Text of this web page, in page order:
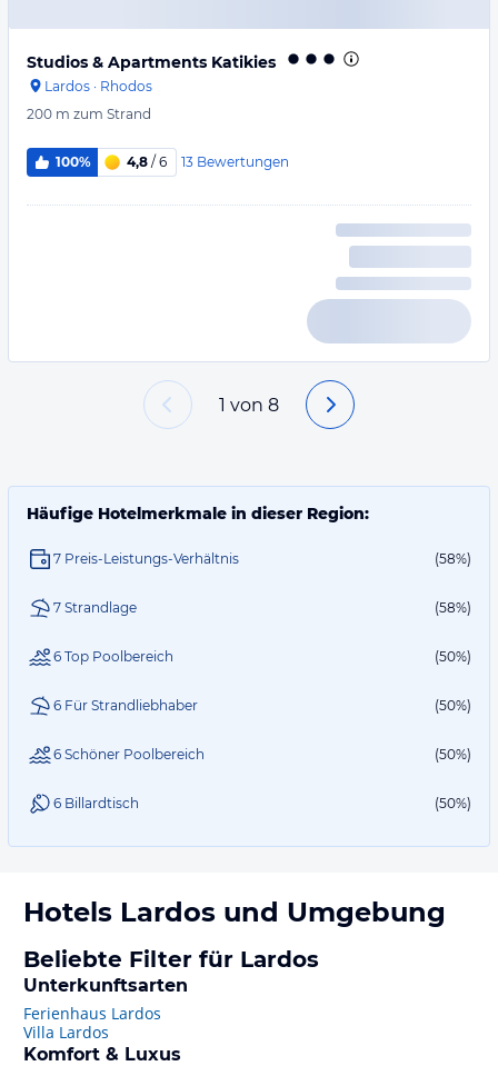
Studios & Apartments Katikies
Lardos · Rhodos
200 m zum Strand
100% 4,8 / 6 13 Bewertungen
1 von 8
Häufige Hotelmerkmale in dieser Region:
7 Preis-Leistungs-Verhältnis (58%)
7 Strandlage (58%)
6 Top Poolbereich (50%)
6 Für Strandliebhaber (50%)
6 Schöner Poolbereich (50%)
6 Billardtisch (50%)
Hotels Lardos und Umgebung
Beliebte Filter für Lardos
Unterkunftsarten
Ferienhaus Lardos
Villa Lardos
Komfort & Luxus